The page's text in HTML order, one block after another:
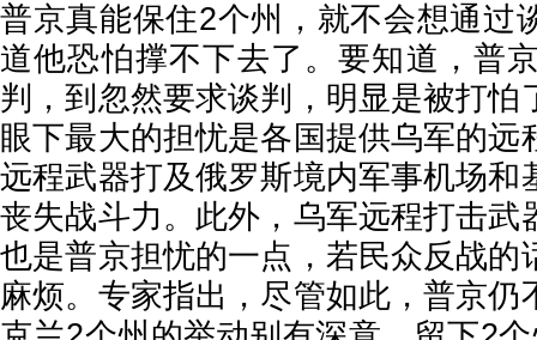
普京真能保住2个州，就不会想通过
道他恐怕撑不下去了。要知道，普
判，到忽然要求谈判，明显是被打怕
眼下最大的担忧是各国提供乌军的远
远程武器打及俄罗斯境内军事机场和
丧失战斗力。此外，乌军远程打击武
也是普京担忧的一点，若民众反战的
麻烦。专家指出，尽管如此，普京仍